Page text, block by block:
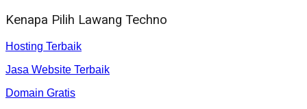
Kenapa Pilih Lawang Techno
Hosting Terbaik
Jasa Website Terbaik
Domain Gratis